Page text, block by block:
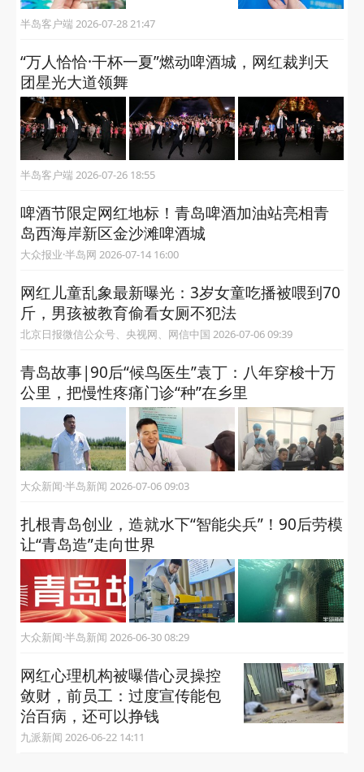
半岛客户端 2026-07-28 21:47
“万人恰恰·干杯一夏”燃动啤酒城，网红裁判天
团星光大道领舞
半岛客户端 2026-07-26 18:55
啤酒节限定网红地标！青岛啤酒加油站亮相青
岛西海岸新区金沙滩啤酒城
大众报业·半岛网 2026-07-14 16:00
网红儿童乱象最新曝光：3岁女童吃播被喂到70
斤，男孩被教育偷看女厕不犯法
北京日报微信公众号、央视网、网信中国 2026-07-06 09:39
青岛故事|90后“候鸟医生”袁丁：八年穿梭十万
公里，把慢性疼痛门诊“种”在乡里
大众新闻·半岛新闻 2026-07-06 09:03
扎根青岛创业，造就水下“智能尖兵”！90后劳模
让“青岛造”走向世界
大众新闻·半岛新闻 2026-06-30 08:29
网红心理机构被曝借心灵操控
敛财，前员工：过度宣传能包
治百病，还可以挣钱
九派新闻 2026-06-22 14:11